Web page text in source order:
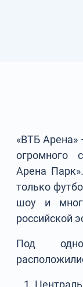
«ВТБ Арена»
огромного
Арена
только
шоу и
российской
Под